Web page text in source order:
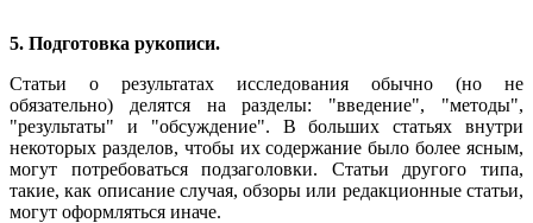
5. Подготовка рукописи.
Статьи о результатах исследования обычно (но не
обязательно) делятся на разделы: "введение", "методы",
"результаты" и "обсуждение". В больших статьях внутри
некоторых разделов, чтобы их содержание было более ясным,
могут потребоваться подзаголовки. Статьи другого типа,
такие, как описание случая, обзоры или редакционные статьи,
могут оформляться иначе.